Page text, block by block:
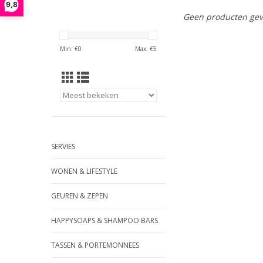
9,8
Min: €0 Max: €5
SERVIES
WONEN & LIFESTYLE
GEUREN & ZEPEN
HAPPYSOAPS & SHAMPOO BARS
TASSEN & PORTEMONNEES
Geen producten